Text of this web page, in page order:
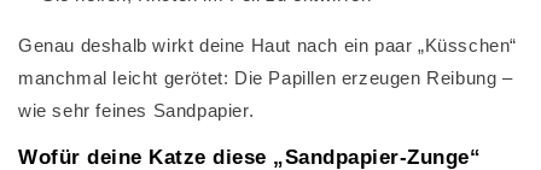
Genau deshalb wirkt deine Haut nach ein paar „Küsschen“
manchmal leicht gerötet: Die Papillen erzeugen Reibung –
wie sehr feines Sandpapier.
Wofür deine Katze diese „Sandpapier-Zunge“